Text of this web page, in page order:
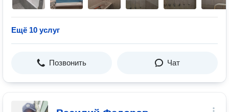
Ещё 10 услуг
Позвонить Чат